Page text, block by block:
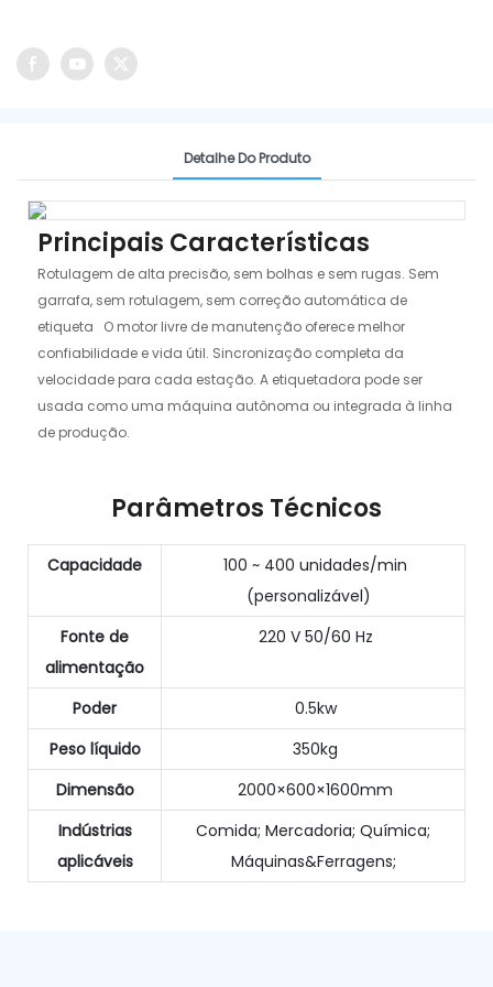
Detalhe Do Produto
Principais Características
Rotulagem de alta precisão, sem bolhas e sem rugas. Sem
garrafa, sem rotulagem, sem correção automática de
etiqueta O motor livre de manutenção oferece melhor
confiabilidade e vida útil. Sincronização completa da
velocidade para cada estação. A etiquetadora pode ser
usada como uma máquina autônoma ou integrada à linha
de produção.
Parâmetros Técnicos
Capacidade
100 ~ 400 unidades/min
(personalizável)
Fonte de
alimentação
220 V 50/60 Hz
Poder
0.5kw
Peso líquido
350kg
Dimensão
2000×600×1600mm
Indústrias
aplicáveis
Comida; Mercadoria; Química;
Máquinas&Ferragens;